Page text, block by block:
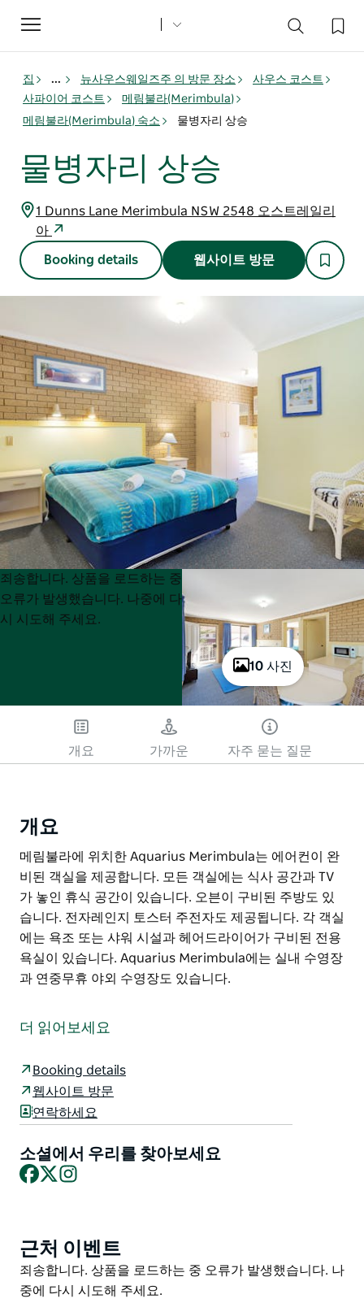
Toggle
navigation
집 ... 뉴사우스웨일즈주 의 방문 장소
사우스 코스트
사파이어 코스트
메림불라(Merimbula)
메림불라(Merimbula) 숙소
물병자리 상승
물병자리 상승
1 Dunns Lane Merimbula NSW 2548 오스트레일리
아
Booking details 웹사이트 방문
10 사진
Product
List
Product
List
죄송합니다. 상품을 로드하는 중
오류가 발생했습니다. 나중에 다
시 시도해 주세요.
개요 가까운 자주 묻는 질문
개요
메림불라에 위치한 Aquarius Merimbula는 에어컨이 완
비된 객실을 제공합니다. 모든 객실에는 식사 공간과 TV
가 놓인 휴식 공간이 있습니다. 오븐이 구비된 주방도 있
습니다. 전자레인지 토스터 주전자도 제공됩니다. 각 객실
에는 욕조 또는 샤워 시설과 헤어드라이어가 구비된 전용
욕실이 있습니다. Aquarius Merimbula에는 실내 수영장
과 연중무휴 야외 수영장도 있습니다.
비된 객실을 제공합니다.
니다. 오븐이 구비된 주방도 있습니다. 전자레인지 토스터
주전자도 제공됩니다. 각 객실에는 욕조 또는 샤워 시설과
헤어드라이어가 구비된 전용 욕실이 있습니다.
수영장도 있습니다.
더 읽어보세요
Booking details
웹사이트 방문
연락하세요
소셜에서 우리를 찾아보세요
Facebook
X
Product
List
근처 이벤트
Product
List
죄송합니다. 상품을 로드하는 중 오류가 발생했습니다. 나
중에 다시 시도해 주세요.